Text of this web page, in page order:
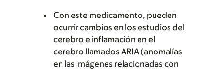
Con este medicamento, pueden
ocurrir cambios en los estudios del
cerebro e inflamación en el
cerebro llamados ARIA (anomalías
en las imágenes relacionadas con